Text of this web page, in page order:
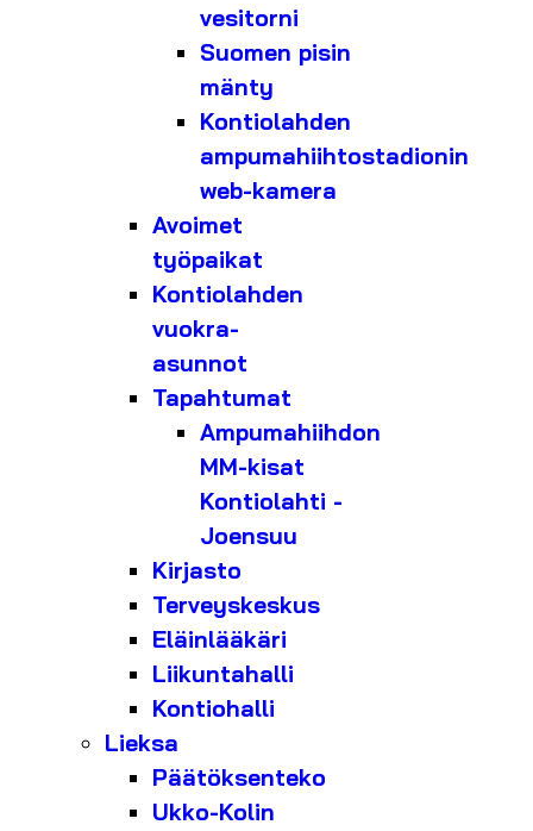
vesitorni
Suomen pisin
mänty
Kontiolahden
ampumahiihtostadionin
web-kamera
Avoimet
työpaikat
Kontiolahden
vuokra-
asunnot
Tapahtumat
Ampumahiihdon
MM-kisat
Kontiolahti -
Joensuu
Kirjasto
Terveyskeskus
Eläinlääkäri
Liikuntahalli
Kontiohalli
Lieksa
Päätöksenteko
Ukko-Kolin